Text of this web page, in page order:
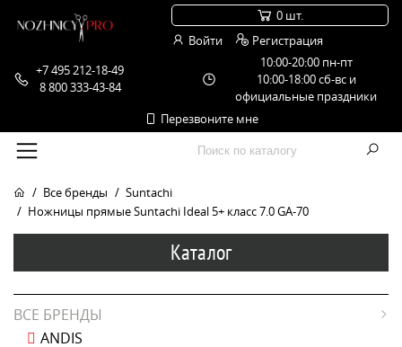
+7 495 212-18-49
8 800 333-43-84
10:00-20:00 пн-пт
10:00-18:00 сб-вс и
официальные праздники
Перезвоните мне
0 шт.
Войти
Регистрация
Все бренды
Suntachi
Ножницы прямые Suntachi Ideal 5+ класс 7.0 GA-70
Каталог
ВСЕ БРЕНДЫ
ANDIS